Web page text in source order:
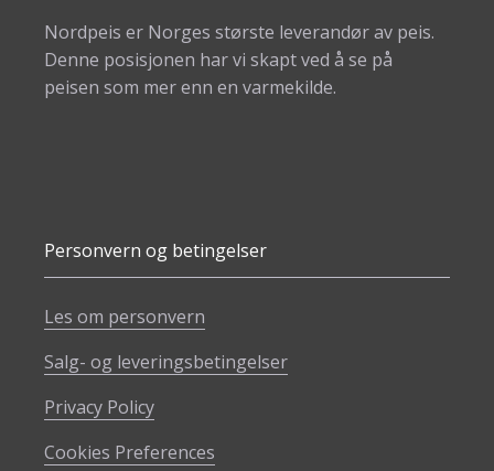
Nordpeis er Norges største leverandør av peis.
Denne posisjonen har vi skapt ved å se på
peisen som mer enn en varmekilde.
Personvern og betingelser
Les om personvern
Salg- og leveringsbetingelser
Privacy Policy
Cookies Preferences